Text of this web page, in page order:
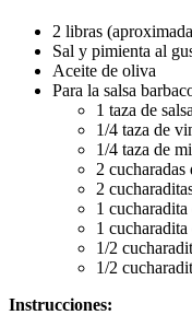
2 libras
Sal y pimienta al
Aceite de oliva
Para la salsa
1 taza de
1/4 taza de
1/4 taza de
2 cucharadas
2
1 cucharadita
1
1/2
1/2
Instrucciones: